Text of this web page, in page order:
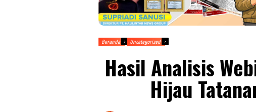
Beranda Uncategorized
Hasil Analisis
Hijau